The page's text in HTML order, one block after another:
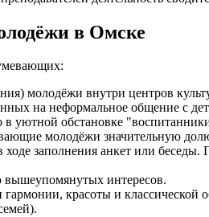
в Омске
молодёжи внутри центров
на неформальное общение с
обстановке
молодёжи значительную
заполнения анкет или
вышеупомянутых интересов.
красоты и классической